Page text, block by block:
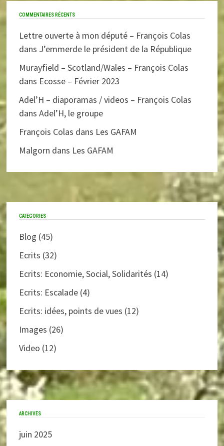
COMMENTAIRES RÉCENTS
Lettre ouverte à mon député – François Colas
dans J’emmerde le président de la République
Murayfield – Scotland/Wales – François Colas
dans Ecosse – Février 2023
Adel’H – diaporamas / videos – François Colas
dansAdel’H, le groupe
François Colas dans Les GAFAM
Malgorn dans Les GAFAM
CATÉGORIES
Blog (45)
Ecrits (32)
Ecrits: Economie, Social, Solidarités (14)
Ecrits: Escalade (4)
Ecrits: idées, points de vues (12)
Images (26)
Video (12)
ARCHIVES
juin 2025